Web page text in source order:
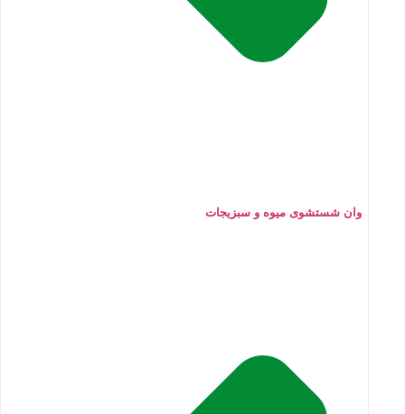
وان شستشوی میوه و سبزیجات